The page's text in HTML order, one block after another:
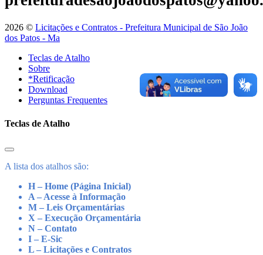
2026 © Licitações e Contratos - Prefeitura Municipal de São João
dos Patos - Ma
Teclas de Atalho
Sobre
*Retificação
Download
Perguntas Frequentes
Teclas de Atalho
A lista dos atalhos são:
H – Home (Página Inicial)
A – Acesse à Informação
M – Leis Orçamentárias
X – Execução Orçamentária
N – Contato
I – E-Sic
L – Licitações e Contratos